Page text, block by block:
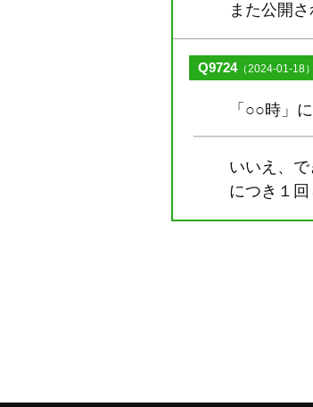
また公開
Q9724（2024-01-18）
「○○時」
いいえ、
につき１回